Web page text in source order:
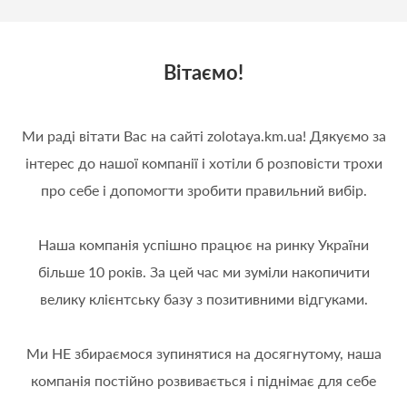
Вітаємо!
Ми раді вітати Вас на сайті zolotaya.km.ua! Дякуємо за
інтерес до нашої компанії і хотіли б розповісти трохи
про себе і допомогти зробити правильний вибір.
Наша компанія успішно працює на ринку України
більше 10 років. За цей час ми зуміли накопичити
велику клієнтську базу з позитивними відгуками.
Ми НЕ збираємося зупинятися на досягнутому, наша
компанія постійно розвивається і піднімає для себе